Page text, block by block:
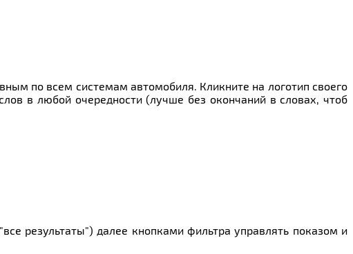
по всем системам автомобиля. Кликните на логотип своего
в любой очередности (лучше без окончаний в словах, чтоб
результаты") далее кнопками фильтра управлять показом и